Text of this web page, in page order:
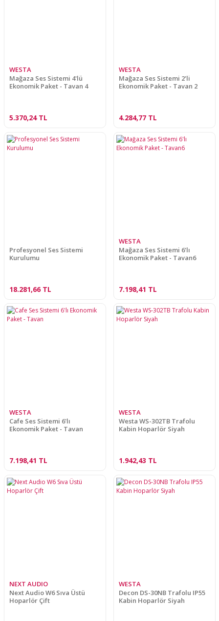
WESTA
Mağaza Ses Sistemi 4'lü
Ekonomik Paket - Tavan 4
5.370,24 TL
WESTA
Mağaza Ses Sistemi 2'li
Ekonomik Paket - Tavan 2
4.284,77 TL
Profesyonel Ses Sistemi
Kurulumu
18.281,66 TL
WESTA
Mağaza Ses Sistemi 6'lı
Ekonomik Paket - Tavan6
7.198,41 TL
WESTA
Cafe Ses Sistemi 6'lı
Ekonomik Paket - Tavan
7.198,41 TL
WESTA
Westa WS-302TB Trafolu
Kabin Hoparlör Siyah
1.942,43 TL
NEXT AUDIO
Next Audio W6 Sıva Üstü
Hoparlör Çift
WESTA
Decon DS-30NB Trafolu IP55
Kabin Hoparlör Siyah